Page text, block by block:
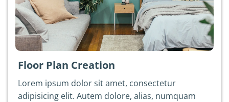
Floor Plan Creation
Lorem ipsum dolor sit amet, consectetur
adipisicing elit. Autem dolore, alias, numquam